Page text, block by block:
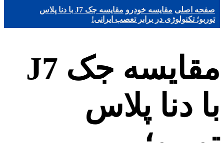
صفحه اصلی مقایسه خودرو
مقایسه جک J7 با دنا پلاس
توربو؛ تکنولوژی در برابر تعصب ایرانی!
مقایسه جک J7
با دنا پلاس